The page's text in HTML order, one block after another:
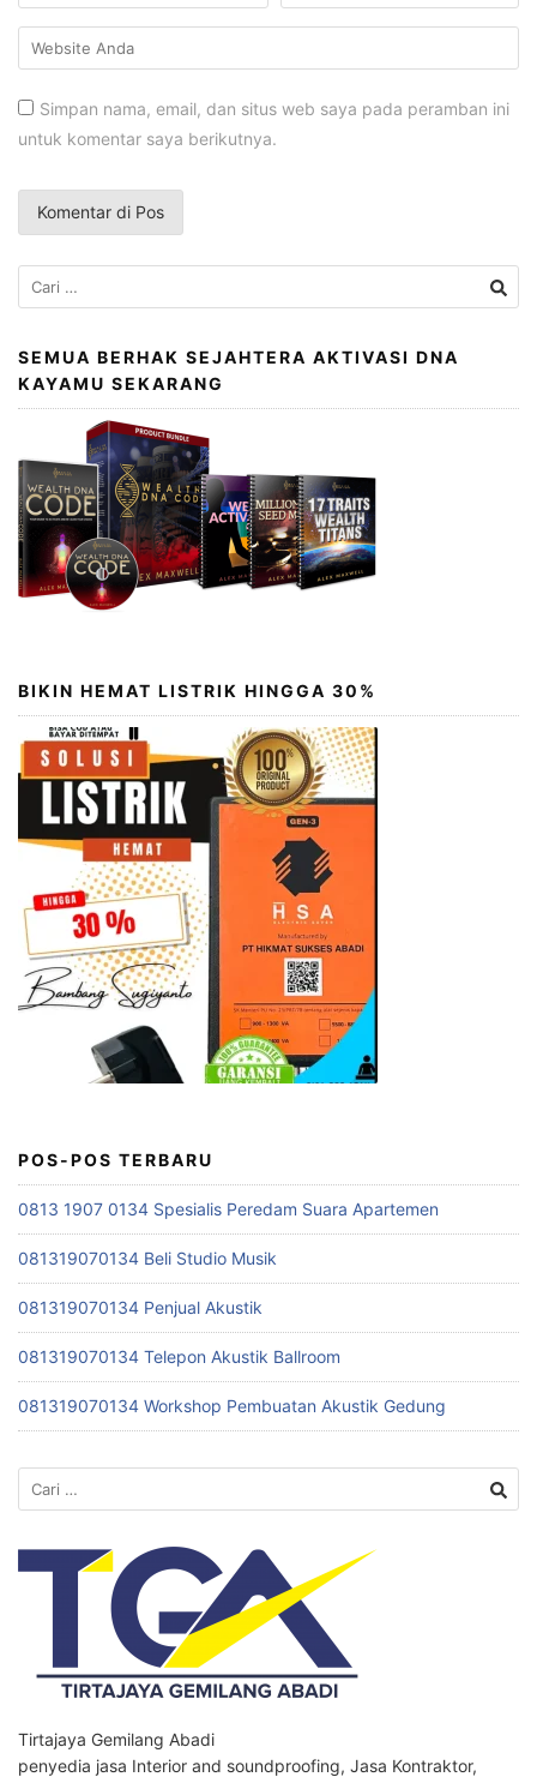
Simpan nama, email, dan situs web saya pada peramban ini
untuk komentar saya berikutnya.
Cari
untuk:
SEMUA BERHAK SEJAHTERA AKTIVASI DNA
KAYAMU SEKARANG
BIKIN HEMAT LISTRIK HINGGA 30%
POS-POS TERBARU
0813 1907 0134 Spesialis Peredam Suara Apartemen
081319070134 Beli Studio Musik
081319070134 Penjual Akustik
081319070134 Telepon Akustik Ballroom
081319070134 Workshop Pembuatan Akustik Gedung
Cari
untuk:
Tirtajaya Gemilang Abadi
penyedia jasa Interior and soundproofing, Jasa Kontraktor,